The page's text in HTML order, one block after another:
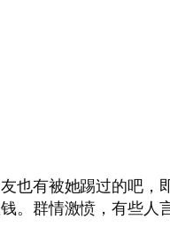
也有被她踢过的吧，
。群情激愤，有些人